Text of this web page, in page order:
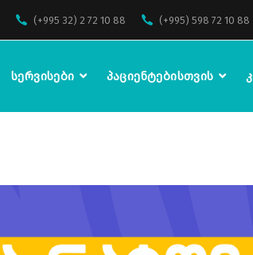
(+995 32) 2 72 10 88 (+995) 598 72 10 88
Სერვისები Პაციენტებისთვის